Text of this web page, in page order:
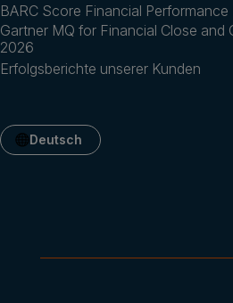
BARC Score Financial
Gartner MQ for Financial Close
2026
Erfolgsberichte unserer Kunden
Deutsch